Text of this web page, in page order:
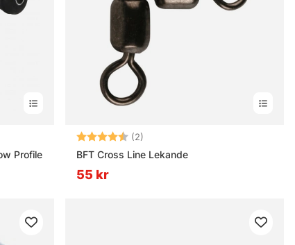
Profile
Betyg: (2)
BFT Cross Line Lekande
55 kr